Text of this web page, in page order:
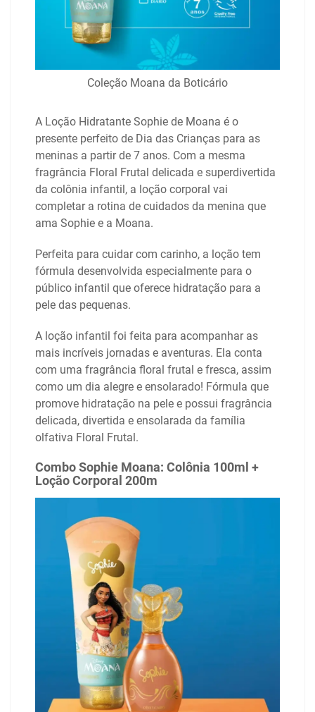
Coleção Moana da Boticário
A Loção Hidratante Sophie de Moana é o
presente perfeito de Dia das Crianças para as
meninas a partir de 7 anos. Com a mesma
fragrância Floral Frutal delicada e superdivertida
da colônia infantil, a loção corporal vai
completar a rotina de cuidados da menina que
ama Sophie e a Moana.
Perfeita para cuidar com carinho, a loção tem
fórmula desenvolvida especialmente para o
público infantil que oferece hidratação para a
pele das pequenas.
A loção infantil foi feita para acompanhar as
mais incríveis jornadas e aventuras. Ela conta
com uma fragrância floral frutal e fresca, assim
como um dia alegre e ensolarado! Fórmula que
promove hidratação na pele e possui fragrância
delicada, divertida e ensolarada da família
olfativa Floral Frutal.
Combo Sophie Moana: Colônia 100ml +
Loção Corporal 200m